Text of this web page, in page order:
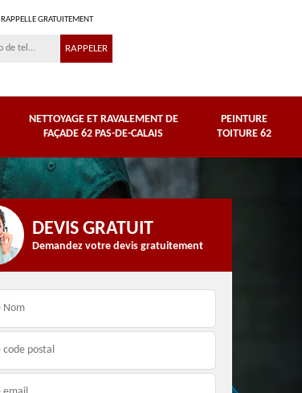
GRATUITEMENT
NETTOYAGE ET RAVALEMENT DE
FAÇADE 62 PAS-DE-CALAIS
PEINTURE
TOITURE 62
62 Pas-de-Calais
DEVIS GRATUIT
Demandez votre devis gratuitement